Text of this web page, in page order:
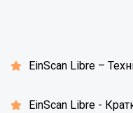
EinScan Libre –
EinScan Libre -